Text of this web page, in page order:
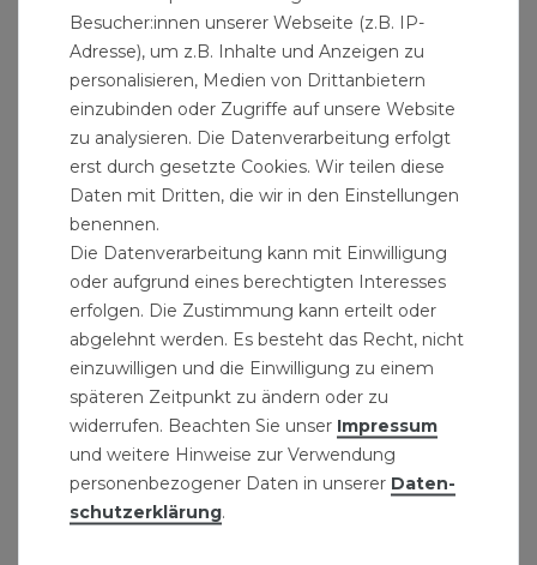
Produktdaten Messing Fitting Winkel 3/8 Zoll
90° DN10 Gewindefitting:
Messing Winkel
Grösse: 3/8" Innengewinde x 3/8"
Innengewinde
Winkel: 90° Grad
Material: Messing
Nennweite DN10
Lieferumfang: Messing Fitting Winkel 3/8 Zoll 90°
DN10 Gewindefitting
Besucher:innen unserer Webseite (z.B. IP-
Adresse), um z.B. Inhalte und Anzeigen zu
personalisieren, Medien von Drittanbietern
einzubinden oder Zugriffe auf unsere Website
zu analysieren. Die Datenverarbeitung erfolgt
erst durch gesetzte Cookies. Wir teilen diese
Daten mit Dritten, die wir in den Einstellungen
benennen.
Die Datenverarbeitung kann mit Einwilligung
oder aufgrund eines berechtigten Interesses
erfolgen. Die Zustimmung kann erteilt oder
abgelehnt werden. Es besteht das Recht, nicht
einzuwilligen und die Einwilligung zu einem
späteren Zeitpunkt zu ändern oder zu
widerrufen. Beachten Sie unser Impressum
und weitere Hinweise zur Verwendung
personenbezogener Daten in unserer Daten­
schutz­erklärung.